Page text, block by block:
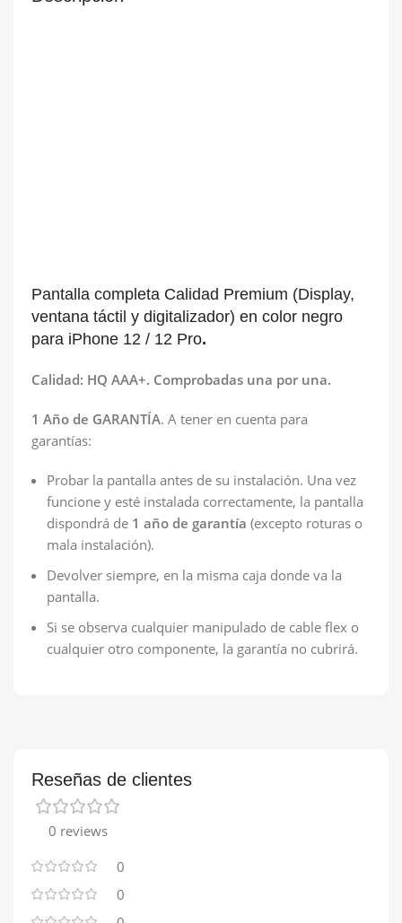
Pantalla completa Calidad Premium (Display,
ventana táctil y digitalizador) en color negro
para iPhone 12 / 12 Pro.
Calidad: HQ AAA+. Comprobadas una por una.
1 Año de GARANTÍA. A tener en cuenta para
garantías:
Probar la pantalla antes de su instalación. Una vez
funcione y esté instalada correctamente, la pantalla
dispondrá de 1 año de garantía (excepto roturas o
mala instalación).
Devolver siempre, en la misma caja donde va la
pantalla.
Si se observa cualquier manipulado de cable flex o
cualquier otro componente, la garantía no cubrirá.
Reseñas de clientes
0 reviews
0
0